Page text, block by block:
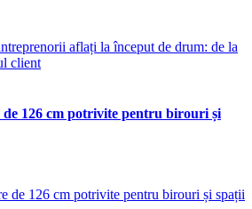
de 126 cm potrivite pentru birouri și